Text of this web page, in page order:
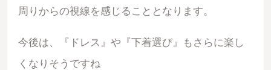
周りからの視線を感じることとなります。
今後は、『ドレス』や『下着選び』もさらに楽し
くなりそうですね